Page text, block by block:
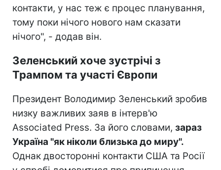
контакти, у нас теж є процес планування,
тому поки нічого нового нам сказати
нічого", - додав він.
Зеленський хоче зустрічі з
Трампом та участі Європи
Президент Володимир Зеленський зробив
низку важливих заяв в інтерв'ю
Associated Press. За його словами, зараз
Україна "як ніколи близька до миру".
Однак двосторонні контакти США та Росії